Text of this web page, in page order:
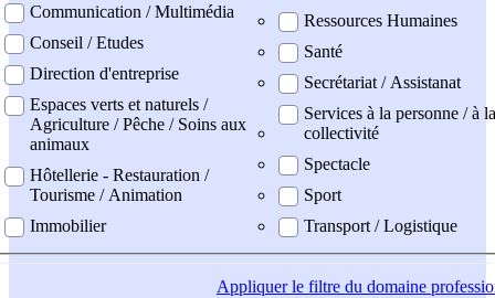
Communication / Multimédia
Conseil / Etudes
Direction d'entreprise
Espaces verts et naturels /
Agriculture / Pêche / Soins aux
animaux
Hôtellerie - Restauration /
Tourisme / Animation
Immobilier
Ressources Humaines
Santé
Secrétariat / Assistanat
Services à la personne / à la
collectivité
Spectacle
Sport
Transport / Logistique
Appliquerle filtre du domaine